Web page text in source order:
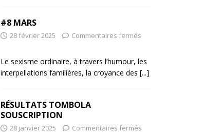
#8 MARS
28 février 2025 Commentaires fermés
Le sexisme ordinaire, à travers l’humour, les
interpellations familières, la croyance des [...]
RÉSULTATS TOMBOLA
SOUSCRIPTION
28 janvier 2025 Commentaires fermés